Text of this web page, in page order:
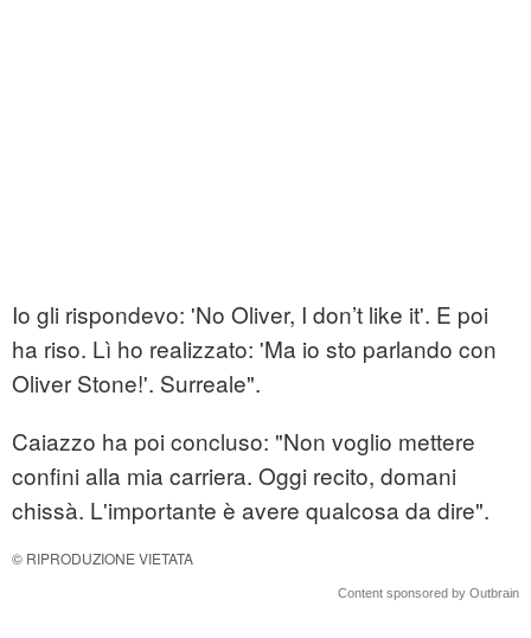
Io gli rispondevo: 'No Oliver, I don’t like it'. E poi
ha riso. Lì ho realizzato: 'Ma io sto parlando con
Oliver Stone!'. Surreale".
Caiazzo ha poi concluso: "Non voglio mettere
confini alla mia carriera. Oggi recito, domani
chissà. L'importante è avere qualcosa da dire".
© RIPRODUZIONE VIETATA
Content sponsored by Outbrain